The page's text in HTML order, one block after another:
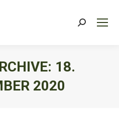
Search:
18.
2020